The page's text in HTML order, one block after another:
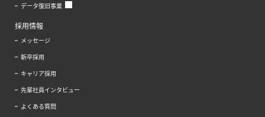
データ復旧事業
採用情報
メッセージ
新卒採用
キャリア採用
先輩社員インタビュー
よくある質問